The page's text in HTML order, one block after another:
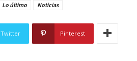
Lo último Noticias
Twitter Pinterest